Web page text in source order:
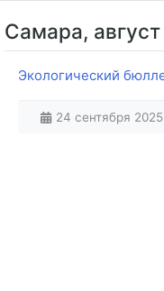
Самара, август
Экологический
24 сентября